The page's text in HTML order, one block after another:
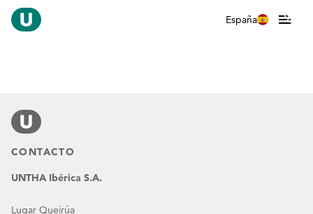
España
CONTACTO
UNTHA Ibérica S.A.
Lugar Queirúa